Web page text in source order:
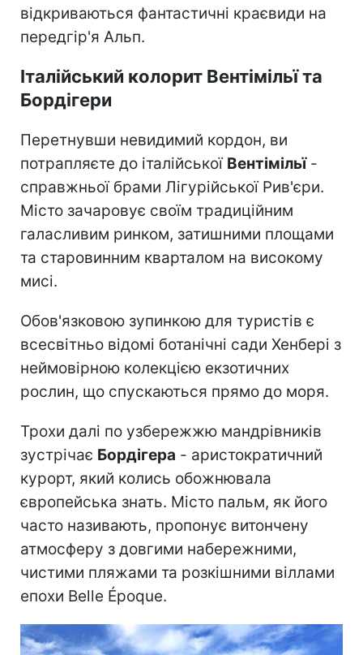
відкриваються фантастичні краєвиди на
передгір'я Альп.
Італійський колорит Вентімільї та
Бордігери
Перетнувши невидимий кордон, ви
потрапляєте до італійської Вентімільї-
справжньої брами Лігурійської Рив'єри.
Місто зачаровує своїм традиційним
галасливим ринком, затишними площами
та старовинним кварталом на високому
мисі.
Обов'язковою зупинкою для туристів є
всесвітньо відомі ботанічні сади Хенбері з
неймовірною колекцією екзотичних
рослин, що спускаються прямо до моря.
Трохи далі по узбережжю мандрівників
зустрічає Бордігера - аристократичний
курорт, який колись обожнювала
європейська знать. Місто пальм, як його
часто називають, пропонує витончену
атмосферу з довгими набережними,
чистими пляжами та розкішними віллами
епохи Belle Époque.